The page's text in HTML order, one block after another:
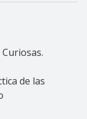
de las